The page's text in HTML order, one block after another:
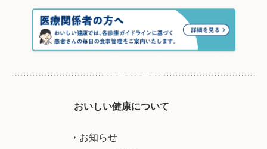
おいしい健康について
お知らせ